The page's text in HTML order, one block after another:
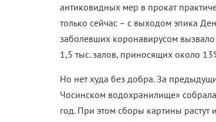
антиковидных мер в прокат
только сейчас – с выходом эпика
заболевших коронавирусом
1,5 тыс. залов, приносящих около
Но нет худа без добра. За
Чосинском водохранилище»
год. При этом сборы картины растут